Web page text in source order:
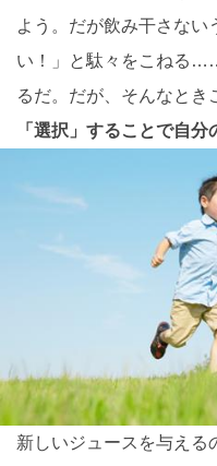
よう。だが飲み干さない
い！」と駄々をこねる
るだ。だが、そんなとき
「選択」することで自
新しいジュースを与える